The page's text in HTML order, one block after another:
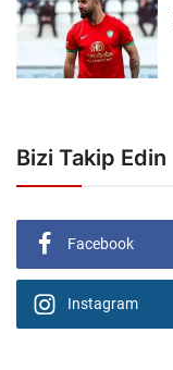
Bizi Takip Edin
Facebook
Instagram